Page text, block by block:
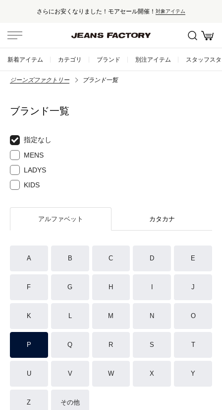
さらにお安くなりました！モアセール開催！ 対象アイテム
新着アイテム カテゴリ ブランド 別注アイテム スタッフス
ジーンズファクトリー ブランド一覧
ブランド一覧
指定なし
MENS
LADYS
KIDS
アルファベット カタカナ
A B C D E
F G H J
K L M N O
P Q R S T
U V W X Y
Z その他